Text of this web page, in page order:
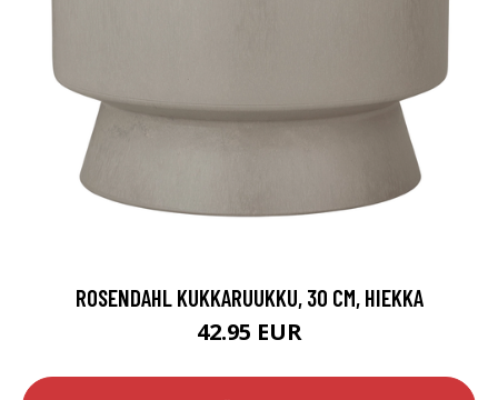
ROSENDAHL KUKKARUUKKU, 30 CM, HIEKKA
42.95 EUR